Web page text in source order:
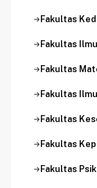
Fakultas
Fakultas
Fakultas
Fakultas
Fakultas
Fakultas
Fakultas